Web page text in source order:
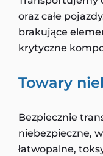
oraz całe
brakujące
krytyczne
Towary
Bezpiecznie
niebezpieczne,
łatwopalne,